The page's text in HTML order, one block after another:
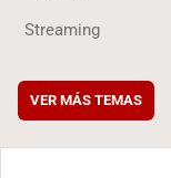
Streaming
VER MÁS TEMAS